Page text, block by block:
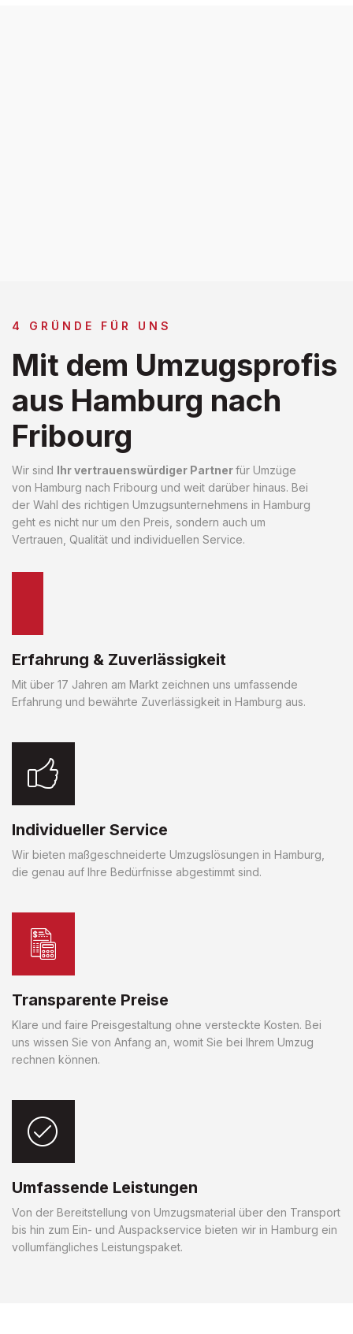
4 GRÜNDE FÜR UNS
Mit dem Umzugsprofis
aus Hamburg nach
Fribourg
Wir sind Ihr vertrauenswürdiger Partnerfür Umzüge
von Hamburg nach Fribourg und weit darüber hinaus. Bei
der Wahl des richtigen Umzugsunternehmens in Hamburg
geht es nicht nur um den Preis, sondern auch um
Vertrauen, Qualität und individuellen Service.
Erfahrung & Zuverlässigkeit
Mit über 17 Jahren am Markt zeichnen uns umfassende
Erfahrung und bewährte Zuverlässigkeit in Hamburg aus.
Individueller Service
Wir bieten maßgeschneiderte Umzugslösungen in Hamburg,
die genau auf Ihre Bedürfnisse abgestimmt sind.
Transparente Preise
Klare und faire Preisgestaltung ohne versteckte Kosten. Bei
uns wissen Sie von Anfang an, womit Sie bei Ihrem Umzug
rechnen können.
Umfassende Leistungen
Von der Bereitstellung von Umzugsmaterial über den Transport
bis hin zum Ein- und Auspackservice bieten wir in Hamburg ein
vollumfängliches Leistungspaket.